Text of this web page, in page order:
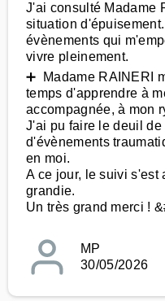
J'ai consulté Madame
situation
évènements qui
vivre pleinement.
➕ Madame RAINERI
temps d'apprendre à
accompagnée, à mon
J'ai pu faire le deuil
d'évènements
en moi.
A ce jour, le suivi s'est
grandie.
Un très grand merci !
MP
30/05/2026